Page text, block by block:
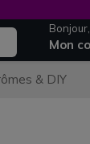
Mon
& DIY